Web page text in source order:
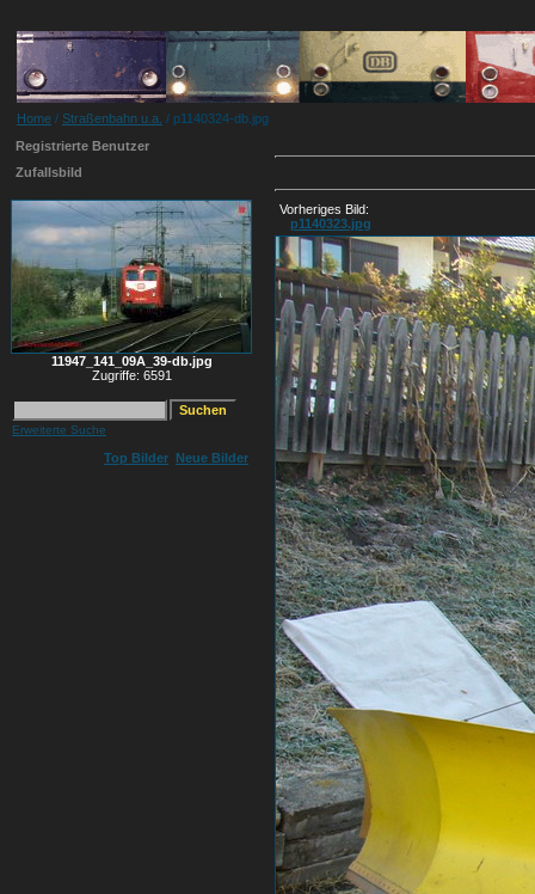
Home / Straßenbahn u.a. / p1140324-db.jpg
Registrierte Benutzer
Zufallsbild
11947_141_09A_39-db.jpg
Zugriffe: 6591
Erweiterte Suche
Top Bilder Neue Bilder
Vorheriges Bild:
p1140323.jpg